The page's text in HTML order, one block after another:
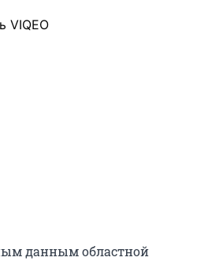
VIQEO
данным областной